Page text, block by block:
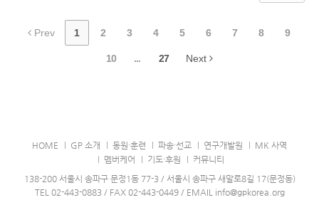
Prev 1 2 3 4 5 6 7 8 9
10 ... 27 Next
HOME GP 소개 동원·훈련 파송·선교 연구개발원
MK 사역
멤버케어
기도·후원
커뮤니티
138-200 서울시 송파구 문정1동 77-3 / 서울시 송파구 새말로8길 17(문정동)
TEL 02-443-0883 / FAX 02-443-0449 / EMAIL info@gpkorea.org